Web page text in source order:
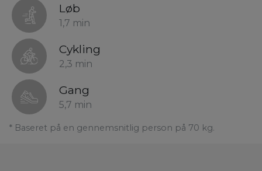
Løb
1,7 min
Cykling
2,3 min
Gang
5,7 min
* Baseret på en gennemsnitlig person på 70 kg.